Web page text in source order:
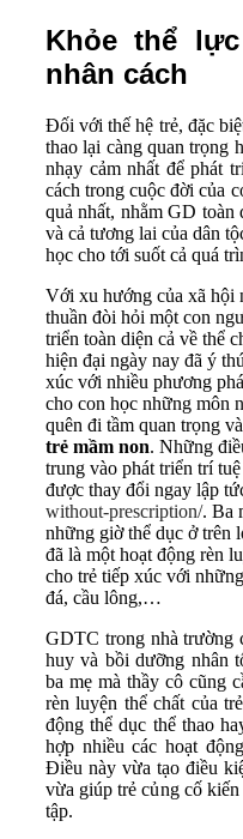
Khỏe thể
nhân cách
Đối với thế hệ trẻ, đặc
thao lại càng quan trọng
nhạy cảm nhất để phát
cách trong cuộc đời của
quả nhất, nhằm GD toàn
và cả tương lai của dân
học cho tới suốt cả quá
Với xu hướng của xã hội
thuần đòi hỏi một con
triển toàn diện cả về thể
hiện đại ngày nay đã ý
xúc với nhiều phương
cho con học những môn
quên đi tầm quan trọng và
trẻ mầm non. Những
trung vào phát triển trí
được thay đổi ngay lập
without-prescription/. Ba
những giờ thể dục ở trên
đã là một hoạt động rèn
cho trẻ tiếp xúc với
đá, cầu lông,…
GDTC trong nhà trường
huy và bồi dưỡng nhân
ba mẹ mà thầy cô cũng
rèn luyện thể chất của
động thể dục thể thao
hợp nhiều các hoạt
Điều này vừa tạo điều
vừa giúp trẻ củng cố
tập.